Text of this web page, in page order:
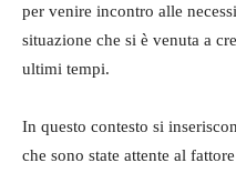
per venire incontro alle
situazione che si è venuta a
ultimi tempi.
In questo contesto si
che sono state attente al